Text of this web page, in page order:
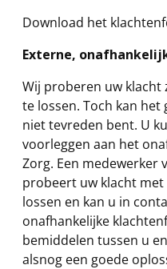
Download het
Externe,
Wij proberen uw
te lossen. Toch kan
niet tevreden bent. U
voorleggen aan het
Zorg. Een medewerker
probeert uw klacht
lossen en kan u in
onafhankelijke
bemiddelen tussen u
alsnog een goede